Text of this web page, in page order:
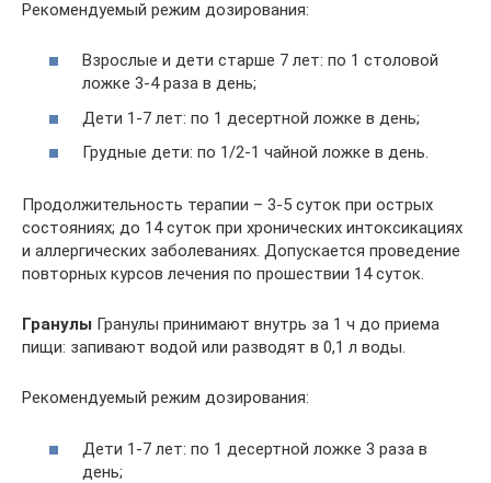
Рекомендуемый режим дозирования:
Взрослые и дети старше 7 лет: по 1 столовой
ложке 3-4 раза в день;
Дети 1-7 лет: по 1 десертной ложке в день;
Грудные дети: по 1/2-1 чайной ложке в день.
Продолжительность терапии – 3-5 суток при острых
состояниях; до 14 суток при хронических интоксикациях
и аллергических заболеваниях. Допускается проведение
повторных курсов лечения по прошествии 14 суток.
Гранулы Гранулы принимают внутрь за 1 ч до приема
пищи: запивают водой или разводят в 0,1 л воды.
Рекомендуемый режим дозирования:
Дети 1-7 лет: по 1 десертной ложке 3 раза в
день;